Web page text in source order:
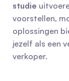
studie
voorstellen,
oplossingen
jezelf als een
verkoper.